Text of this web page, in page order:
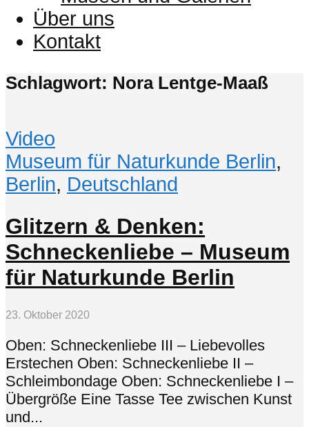
Über uns
Kontakt
Schlagwort: Nora Lentge-Maaß
Video
Museum für Naturkunde Berlin,
Berlin, Deutschland
Glitzern & Denken:
Schneckenliebe – Museum
für Naturkunde Berlin
23. Oktober 2020
Oben: Schneckenliebe III – Liebevolles
Erstechen Oben: Schneckenliebe II –
Schleimbondage Oben: Schneckenliebe I –
Übergröße Eine Tasse Tee zwischen Kunst
und...